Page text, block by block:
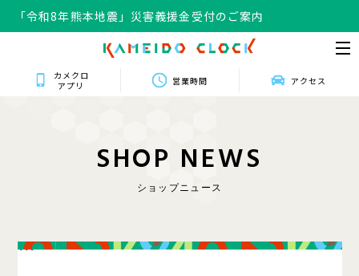
「令和8年熊本地震」災害義援金受付のご案内
カメクロ
アプリ
営業時間 アクセス
SHOP NEWS
ショップニュース
111